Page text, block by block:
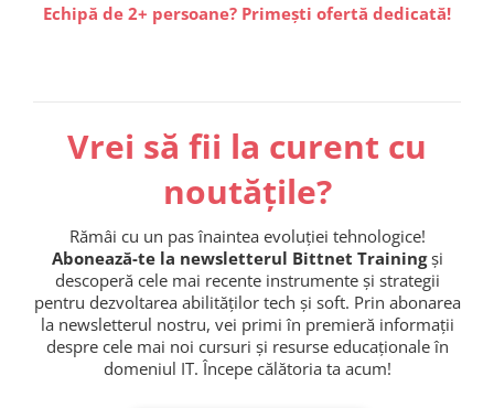
Echipă de 2+ persoane? Primești ofertă dedicată!
Vrei să fii la curent cu
noutățile?
Rămâi cu un pas înaintea evoluției tehnologice!
Abonează-te la newsletterul Bittnet Trainingși
descoperă cele mai recente instrumente și strategii
pentru dezvoltarea abilităților tech și soft. Prin abonarea
la newsletterul nostru, vei primi în premieră informații
despre cele mai noi cursuri și resurse educaționale în
domeniul IT. Începe călătoria ta acum!